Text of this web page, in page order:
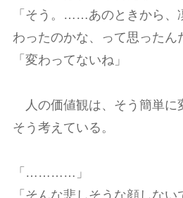
「そう。……あのときから、
わったのかな、って思ったん
「変わってないね」
人の価値観は、そう簡単
そう考えている。
「…………」
「そんな悲しそうな顔しない